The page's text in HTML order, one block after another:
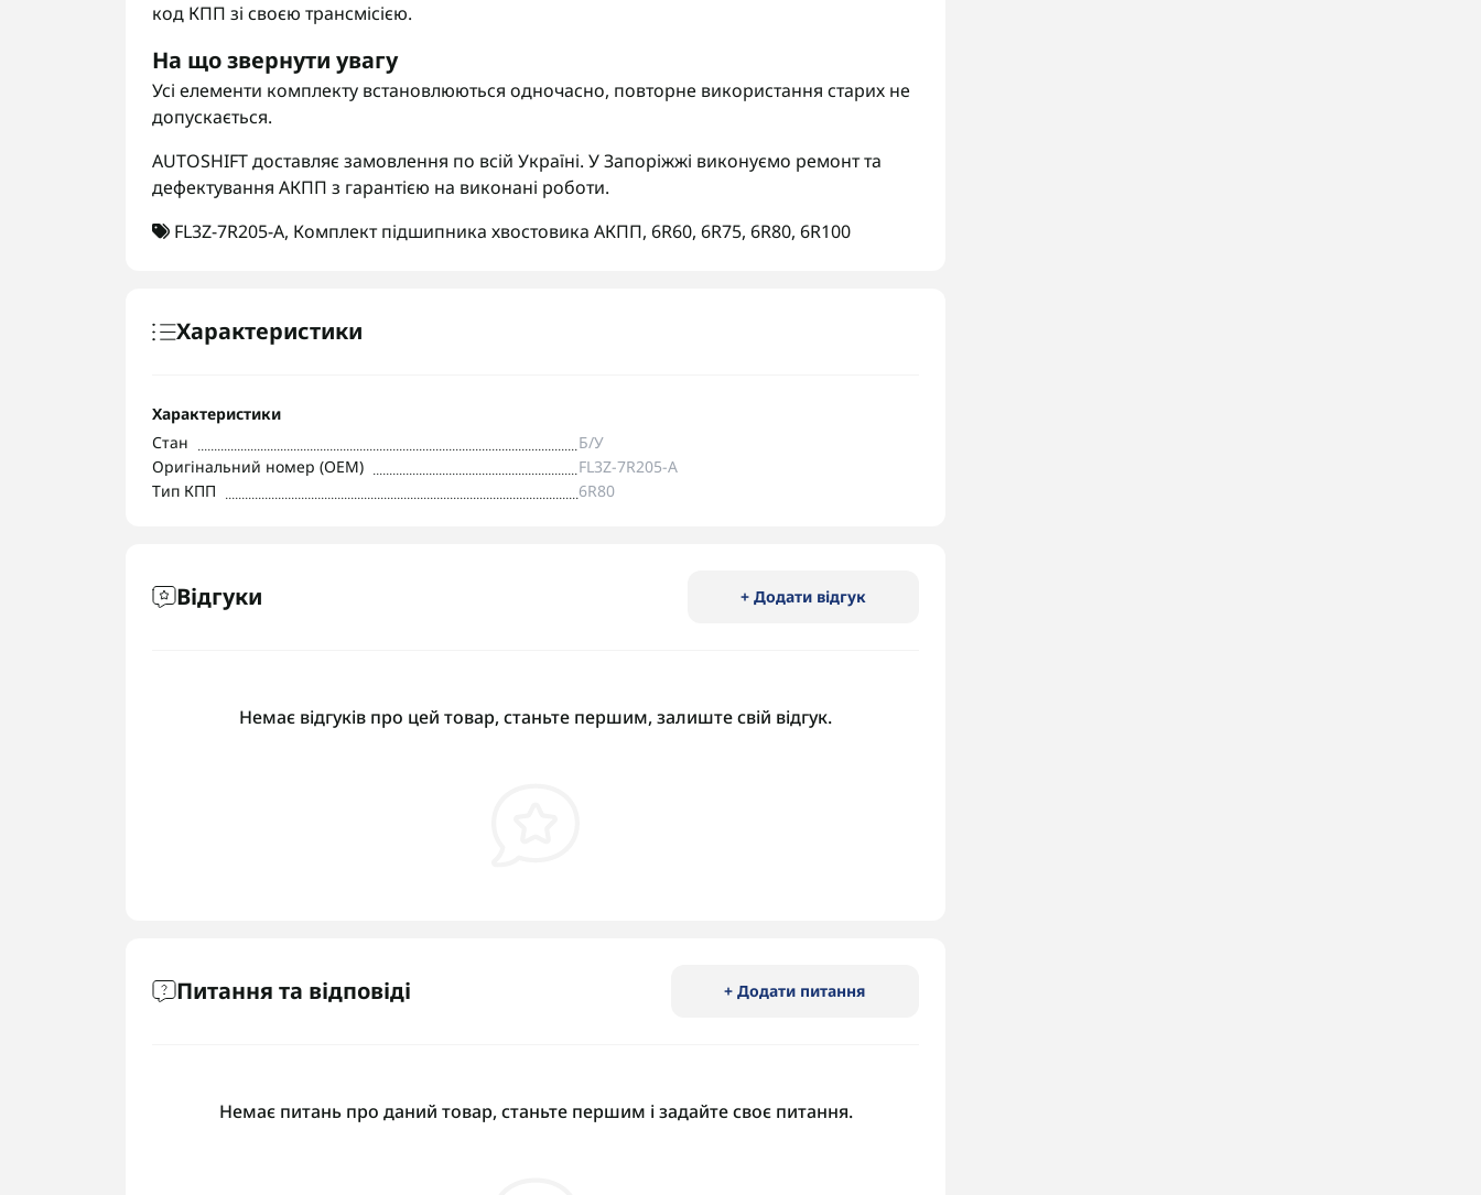
код КПП зі своєю трансмісією.
На що звернути увагу
Усі елементи комплекту встановлюються одночасно, повторне використання старих не
допускається.
AUTOSHIFT доставляє замовлення по всій Україні. У Запоріжжі виконуємо ремонт та
дефектування АКПП з гарантією на виконані роботи.
FL3Z-7R205-A, Комплект підшипника хвостовика АКПП, 6R60, 6R75, 6R80, 6R100
Характеристики
Характеристики
Стан
Б/У
Оригінальний номер (OEM)
FL3Z-7R205-A
Тип КПП
6R80
Відгуки + Додати відгук
Немає відгуків про цей товар, станьте першим, залиште свій відгук.
Питання та відповіді + Додати питання
Немає питань про даний товар, станьте першим і задайте своє питання.